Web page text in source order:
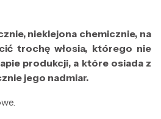
nieklejona chemicznie, na
trochę włosia, którego nie
produkcji, a które osiada z
jego nadmiar.